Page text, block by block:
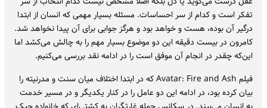
تفکر است و کدام از سر احساسات. مسئله بسیار مهمی که انسان از ابتدا
درگیر آن بوده، هست و خواهد بود و هرگز جوابی برای آن پیدا نخواهد شد.
کامرون در بیست دقیقه این دو موضوع بسیار مهم را به چالش می‌کشد اما
این‌که چقدر در انجام آن موفق است را در ادامه نقد بررسی می‌کنیم.
فیلم Avatar: Fire and Ash که در ابتدا اختلاف میان سنت و مدرنیته را
بیان کرده بود، در ادامه این دو عامل را در کنار یکدیگر و در مسیر خدمت